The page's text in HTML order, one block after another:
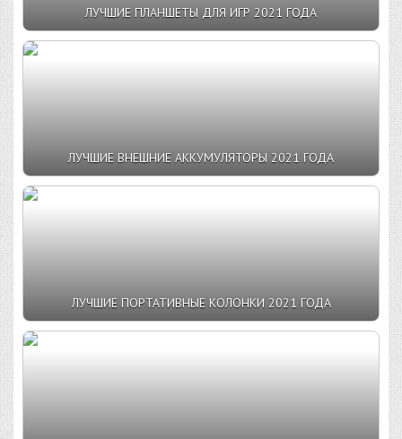
ЛУЧШИЕ ПЛАНШЕТЫ ДЛЯ ИГР 2021 ГОДА
ЛУЧШИЕ ВНЕШНИЕ АККУМУЛЯТОРЫ 2021 ГОДА
ЛУЧШИЕ ПОРТАТИВНЫЕ КОЛОНКИ 2021 ГОДА